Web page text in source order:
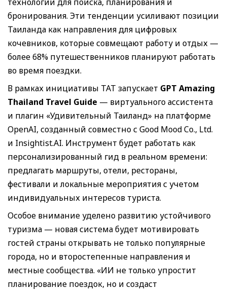
бронирования. Эти тенденции усиливают позиции
Таиланда как направления для цифровых
кочевников, которые совмещают работу и отдых —
более 68% путешественников планируют работать
во время поездки.
В рамках инициативы TAT запускает GPT Amazing
Thailand Travel Guide — виртуального ассистента
и плагин «Удивительный Таиланд» на платформе
OpenAI, созданный совместно с Good Mood Co., Ltd.
и Insightist.AI. Инструмент будет работать как
персонализированный гид в реальном времени:
предлагать маршруты, отели, рестораны,
фестивали и локальные мероприятия с учетом
индивидуальных интересов туриста.
Особое внимание уделено развитию устойчивого
туризма — новая система будет мотивировать
гостей страны открывать не только популярные
города, но и второстепенные направления и
местные сообщества. «ИИ не только упростит
планирование поездок, но и создаст